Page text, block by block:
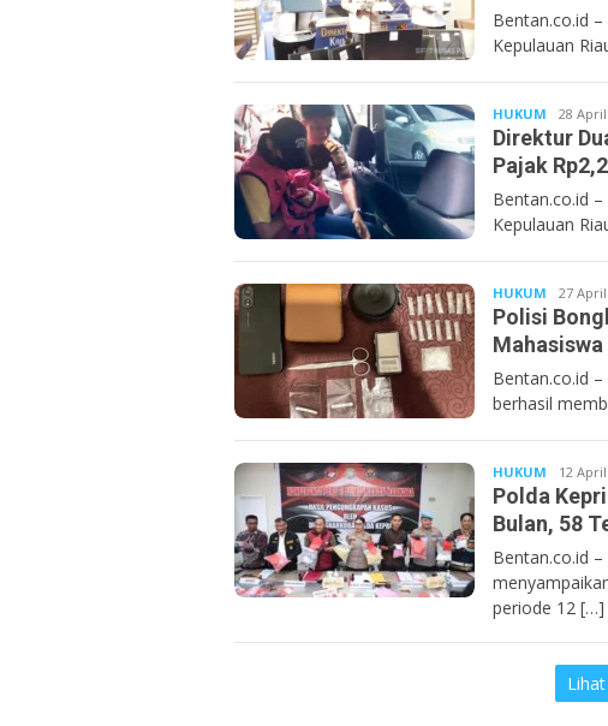
Bentan.co.id
Kepulauan
HUKUM 28
Direktur
Pajak
Bentan.co.id
Kepulauan
HUKUM 27
Polisi
Bentan.co.id
berhasil
HUKUM 12
Polda
Bulan, 58
Bentan.co.id
periode 12 […]